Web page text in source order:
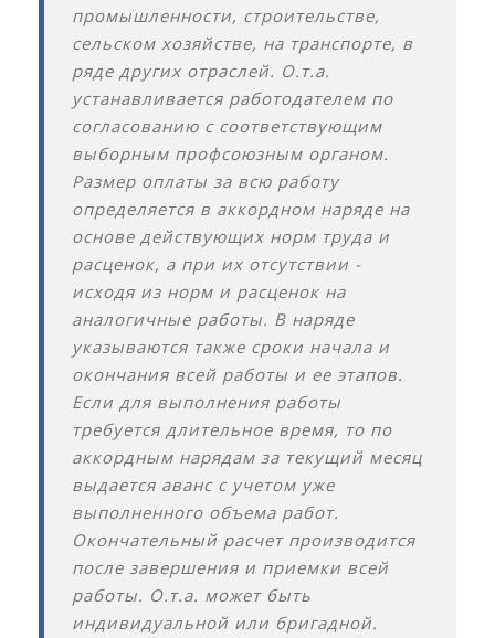
промышленности, строительстве,
сельском хозяйстве, на транспорте, в
ряде других отраслей. О.т.а.
устанавливается работодателем по
согласованию с соответствующим
выборным профсоюзным органом.
Размер оплаты за всю работу
определяется в аккордном наряде на
основе действующих норм труда и
расценок, а при их отсутствии -
исходя из норм и расценок на
аналогичные работы. В наряде
указываются также сроки начала и
окончания всей работы и ее этапов.
Если для выполнения работы
требуется длительное время, то по
аккордным нарядам за текущий месяц
выдается аванс с учетом уже
выполненного объема работ.
Окончательный расчет производится
после завершения и приемки всей
работы. О.т.а. может быть
индивидуальной или бригадной.